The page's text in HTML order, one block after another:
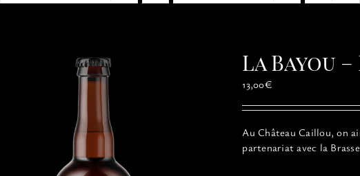
La Bayou
13,00€
Au Château Caillou, on
partenariat avec la